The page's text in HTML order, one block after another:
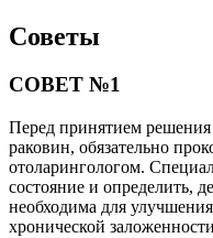
Советы
СОВЕТ №1
Перед принятием
раковин, обязательно
отоларингологом.
состояние и определить,
необходима для
хронической